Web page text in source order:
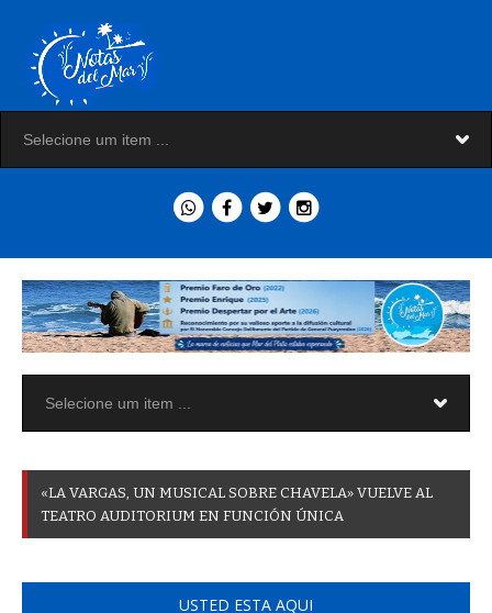
«LA VARGAS UN MUSICAL SOBRE CHAVELA» VUELVE AL
TEATRO AUDITORIUM EN FUNCIÓN ÚNICA
USTED ESTA AQUI